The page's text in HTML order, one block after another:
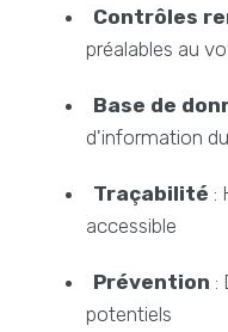
Contrôles
préalables au
Base de
d'information
Traçabilité :
accessible
Prévention :
potentiels